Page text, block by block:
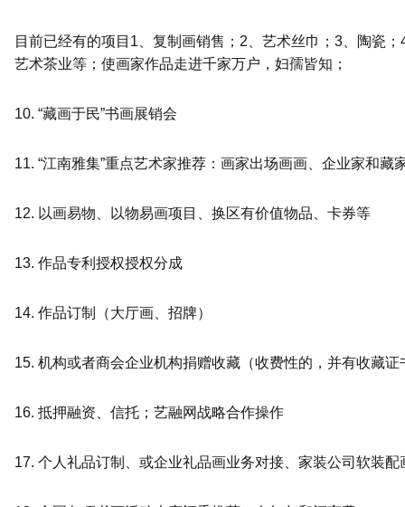
目前已经有的项目1、复制画销售；2、艺术丝巾；3、陶瓷
艺术茶业等；使画家作品走进千家万户，妇孺皆知；
10. “藏画于民”书画展销会
11. “江南雅集”重点艺术家推荐：画家出场画画、企业家和藏
12. 以画易物、以物易画项目、换区有价值物品、卡券等
13. 作品专利授权授权分成
14. 作品订制（大厅画、招牌）
15. 机构或者商会企业机构捐赠收藏（收费性的，并有收藏证
16. 抵押融资、信托；艺融网战略合作操作
17. 个人礼品订制、或企业礼品画业务对接、家装公司软装配